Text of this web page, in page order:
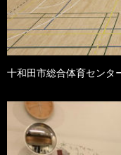
十和田市総合体育センタ